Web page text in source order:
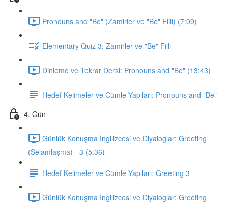
Pronouns and "Be" (Zamirler ve "Be" Fiili) (7:09)
Elementary Quiz 3: Zamirler ve "Be" Fiili
Dinleme ve Tekrar Dersi: Pronouns and "Be" (13:43)
Hedef Kelimeler ve Cümle Yapıları: Pronouns and "Be"
4. Gün
Günlük Konuşma İngilizcesi ve Diyaloglar: Greeting
(Selamlaşma) - 3 (5:36)
Hedef Kelimeler ve Cümle Yapıları: Greeting 3
Günlük Konuşma İngilizcesi ve Diyaloglar: Greeting